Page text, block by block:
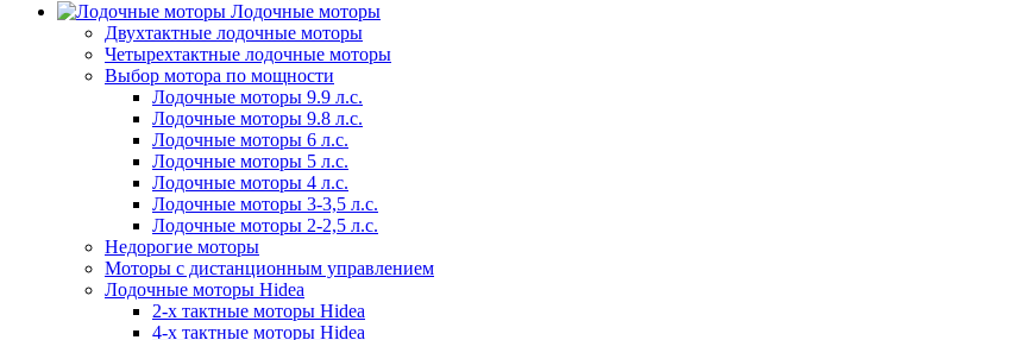
Лодочные моторы
Двухтактные лодочные моторы
Четырехтактные лодочные моторы
Выбор мотора по мощности
Лодочные моторы 9.9 л.с.
Лодочные моторы 9.8 л.с.
Лодочные моторы 6 л.с.
Лодочные моторы 5 л.с.
Лодочные моторы 4 л.с.
Лодочные моторы 3-3,5 л.с.
Лодочные моторы 2-2,5 л.с.
Недорогие моторы
Моторы с дистанционным управлением
Лодочные моторы Hidea
2-х тактные моторы Hidea
4-х тактные моторы Hidea